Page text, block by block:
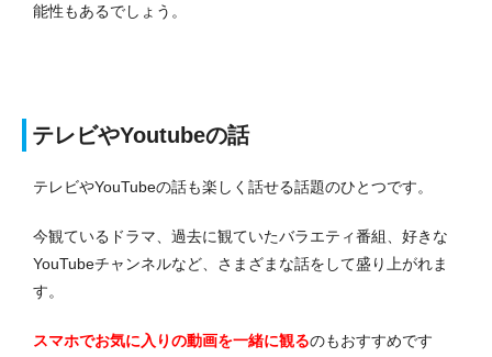
能性もあるでしょう。
テレビやYoutubeの話
テレビやYouTubeの話も楽しく話せる話題のひとつです。
今観ているドラマ、過去に観ていたバラエティ番組、好きな
YouTubeチャンネルなど、さまざまな話をして盛り上がれま
す。
スマホでお気に入りの動画を一緒に観るのもおすすめです